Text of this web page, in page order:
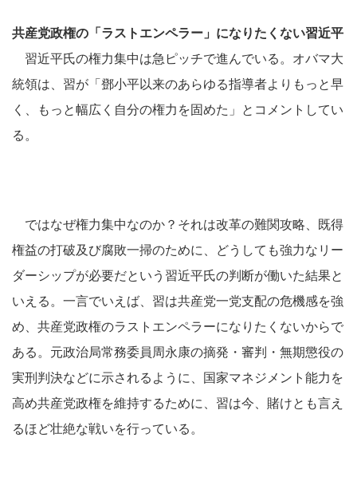
共産党政権の「ラストエンペラー」になりたくない習近平
習近平氏の権力集中は急ピッチで進んでいる。オバマ大
統領は、習が「鄧小平以来のあらゆる指導者よりもっと早
く、もっと幅広く自分の権力を固めた」とコメントしてい
る。
ではなぜ権力集中なのか？それは改革の難関攻略、既得
権益の打破及び腐敗一掃のために、どうしても強力なリー
ダーシップが必要だという習近平氏の判断が働いた結果と
いえる。一言でいえば、習は共産党一党支配の危機感を強
め、共産党政権のラストエンペラーになりたくないからで
ある。元政治局常務委員周永康の摘発・審判・無期懲役の
実刑判決などに示されるように、国家マネジメント能力を
高め共産党政権を維持するために、習は今、賭けとも言え
るほど壮絶な戦いを行っている。